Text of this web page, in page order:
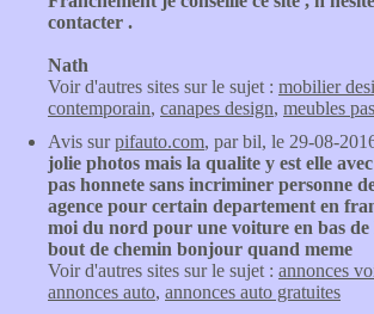
contacter .
Nath
Voir d'autres sites sur le sujet : mobilier
contemporain, canapes design, meubles
Avis surpifauto.com, par bil, le 29-08-
jolie photos mais la qualite y est elle
pas honnete sans incriminer personne
agence pour certain departement en
moi du nord pour une voiture en bas
bout de chemin bonjour quand meme
Voir d'autres sites sur le sujet : annonces
annonces auto, annonces auto gratuites